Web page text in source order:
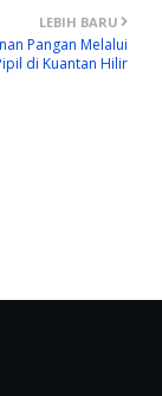
LEBIH BARU
Pangan Melalui
di Kuantan Hilir